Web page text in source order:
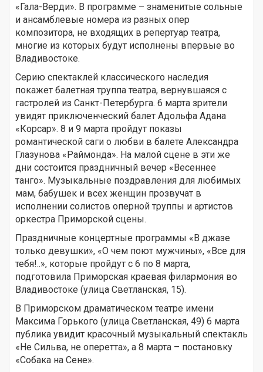
«Гала-Верди». В программе – знаменитые сольные
и ансамблевые номера из разных опер
композитора, не входящих в репертуар театра,
многие из которых будут исполнены впервые во
Владивостоке.
Серию спектаклей классического наследия
покажет балетная труппа театра, вернувшаяся с
гастролей из Санкт-Петербурга. 6 марта зрители
увидят приключенческий балет Адольфа Адана
«Корсар». 8 и 9 марта пройдут показы
романтической саги о любви в балете Александра
Глазунова «Раймонда». На малой сцене в эти же
дни состоится праздничный вечер «Весеннее
танго». Музыкальные поздравления для любимых
мам, бабушек и всех женщин прозвучат в
исполнении солистов оперной труппы и артистов
оркестра Приморской сцены.
Праздничные концертные программы «В джазе
только девушки», «О чем поют мужчины», «Все для
тебя!..», которые пройдут с 6 по 8 марта,
подготовила Приморская краевая филармония во
Владивостоке (улица Светланская, 15).
В Приморском драматическом театре имени
Максима Горького (улица Светланская, 49) 6 марта
публика увидит красочный музыкальный спектакль
«Не Сильва, не оперетта», а 8 марта – постановку
«Собака на Сене».